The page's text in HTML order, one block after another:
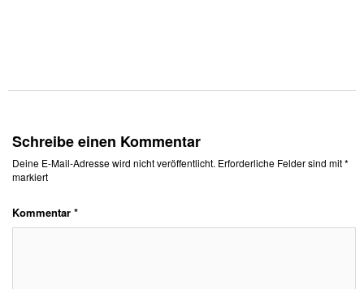
Schreibe einen Kommentar
Deine E-Mail-Adresse wird nicht veröffentlicht. Erforderliche Felder sind mit*
markiert
Kommentar *